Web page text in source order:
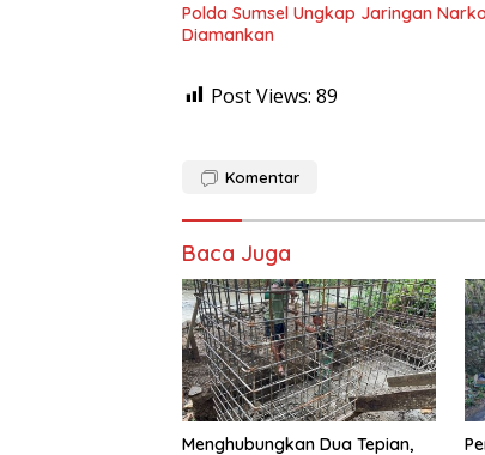
Polda Sumsel Ungkap Jaringan
Diamankan
Post Views: 89
Komentar
Baca Juga
Menghubungkan Dua Tepian,